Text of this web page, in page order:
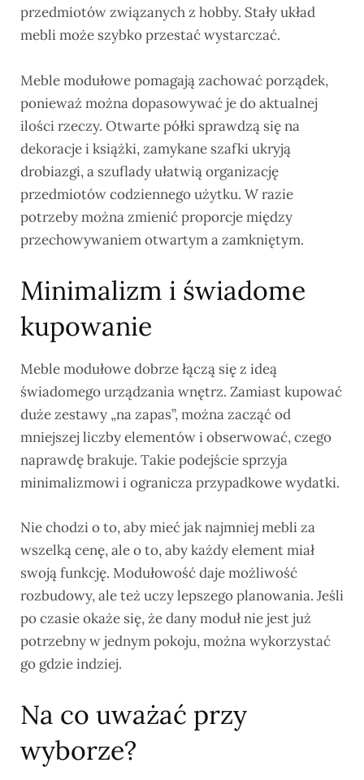
przedmiotów związanych z hobby. Stały układ
mebli może szybko przestać wystarczać.
Meble modułowe pomagają zachować porządek,
ponieważ można dopasowywać je do aktualnej
ilości rzeczy. Otwarte półki sprawdzą się na
dekoracje i książki, zamykane szafki ukryją
drobiazgi, a szuflady ułatwią organizację
przedmiotów codziennego użytku. W razie
potrzeby można zmienić proporcje między
przechowywaniem otwartym a zamkniętym.
Minimalizm i świadome
kupowanie
Meble modułowe dobrze łączą się z ideą
świadomego urządzania wnętrz. Zamiast kupować
duże zestawy „na zapas”, można zacząć od
mniejszej liczby elementów i obserwować, czego
naprawdę brakuje. Takie podejście sprzyja
minimalizmowi i ogranicza przypadkowe wydatki.
Nie chodzi o to, aby mieć jak najmniej mebli za
wszelką cenę, ale o to, aby każdy element miał
swoją funkcję. Modułowość daje możliwość
rozbudowy, ale też uczy lepszego planowania. Jeśli
po czasie okaże się, że dany moduł nie jest już
potrzebny w jednym pokoju, można wykorzystać
go gdzie indziej.
Na co uważać przy
wyborze?